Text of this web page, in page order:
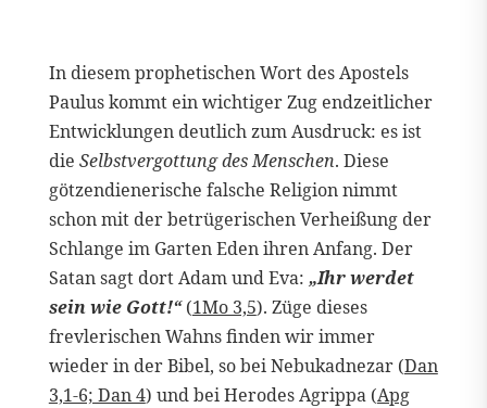
In diesem prophetischen Wort des Apostels
Paulus kommt ein wichtiger Zug endzeitlicher
Entwicklungen deutlich zum Ausdruck: es ist
die Selbstvergottung des Menschen. Diese
götzendienerische falsche Religion nimmt
schon mit der betrügerischen Verheißung der
Schlange im Garten Eden ihren Anfang. Der
Satan sagt dort Adam und Eva: „Ihr werdet
sein wie Gott!“(1Mo 3,5). Züge dieses
frevlerischen Wahns finden wir immer
wieder in der Bibel, so bei Nebukadnezar (Dan
3,1-6; Dan 4) und bei Herodes Agrippa (Apg